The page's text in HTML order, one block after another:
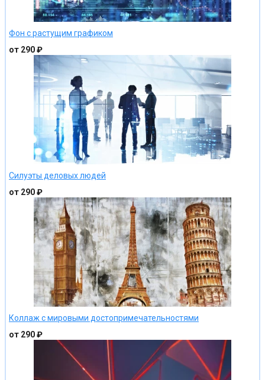
Фон с растущим графиком
от 290 ₽
Силуэты деловых людей
от 290 ₽
Коллаж с мировыми достопримечательностями
от 290 ₽